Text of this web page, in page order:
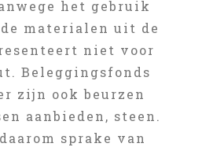
het gebruik
materialen uit de
niet voor
Beleggingsfonds
zijn ook beurzen
aanbieden, steen.
sprake van